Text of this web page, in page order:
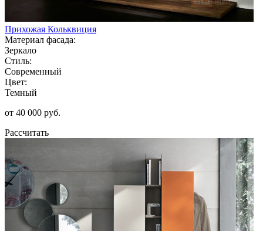
Прихожая Кольквиция
Материал фасада:
Зеркало
Стиль:
Современный
Цвет:
Темный
от 40 000 руб.
Рассчитать